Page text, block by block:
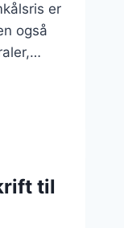
er
også
til